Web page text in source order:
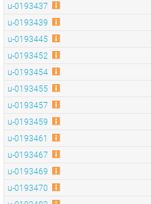
u-0193452
u-0193454
u-0193455
u-0193457
u-0193459
u-0193461
u-0193467
u-0193469
u-0193470
u-0193482
u-0193483